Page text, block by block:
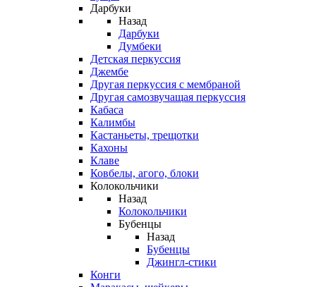
Дарбуки
Назад
Дарбуки
Думбеки
Детская перкуссия
Джембе
Другая перкуссия с мембраной
Другая самозвучащая перкуссия
Кабаса
Калимбы
Кастаньеты, трещотки
Кахоны
Клаве
Ковбелы, агого, блоки
Колокольчики
Назад
Колокольчики
Бубенцы
Назад
Бубенцы
Джингл-стики
Конги